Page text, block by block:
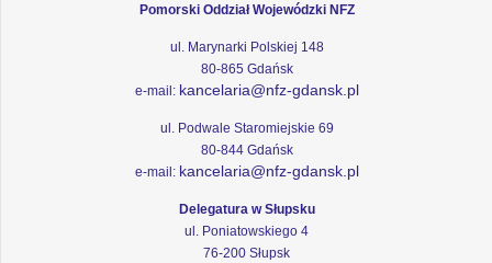
Pomorski Oddział Wojewódzki NFZ
ul. Marynarki Polskiej 148
80-865 Gdańsk
e-mail: kancelaria@nfz-gdansk.pl
ul. Podwale Staromiejskie 69
80-844 Gdańsk
e-mail: kancelaria@nfz-gdansk.pl
Delegatura w Słupsku
ul. Poniatowskiego 4
76-200 Słupsk